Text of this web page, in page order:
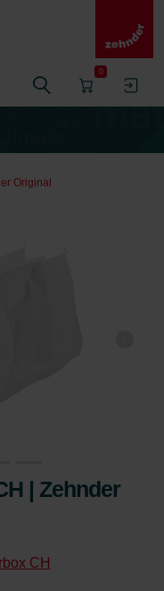
0
Original
| Zehnder
CH